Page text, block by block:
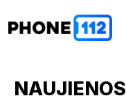
NAUJIENOS